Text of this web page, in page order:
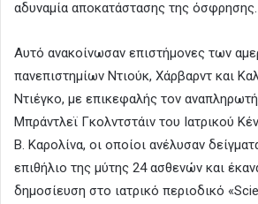
αδυναμία αποκατάστασης της όσφρησης.
Αυτό ανακοίνωσαν επιστήμονες των
πανεπιστημίων Ντιούκ, Χάρβαρντ και
Ντιέγκο, με επικεφαλής τον
Μπράντλεϊ Γκολντστάιν του Ιατρικού
Β. Καρολίνα, οι οποίοι ανέλυσαν
επιθήλιο της μύτης 24 ασθενών και
δημοσίευση στο ιατρικό περιοδικό